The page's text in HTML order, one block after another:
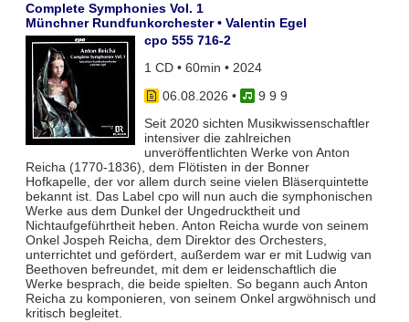
Complete Symphonies Vol. 1
Münchner Rundfunkorchester • Valentin Egel
cpo 555 716-2
1 CD • 60min • 2024
06.08.2026 •
9 9 9
Seit 2020 sichten Musikwissenschaftler
intensiver die zahlreichen
unveröffentlichten Werke von Anton
Reicha (1770-1836), dem Flötisten in der Bonner
Hofkapelle, der vor allem durch seine vielen Bläserquintette
bekannt ist. Das Label cpo will nun auch die symphonischen
Werke aus dem Dunkel der Ungedrucktheit und
Nichtaufgeführtheit heben. Anton Reicha wurde von seinem
Onkel Jospeh Reicha, dem Direktor des Orchesters,
unterrichtet und gefördert, außerdem war er mit Ludwig van
Beethoven befreundet, mit dem er leidenschaftlich die
Werke besprach, die beide spielten. So begann auch Anton
Reicha zu komponieren, von seinem Onkel argwöhnisch und
kritisch begleitet.